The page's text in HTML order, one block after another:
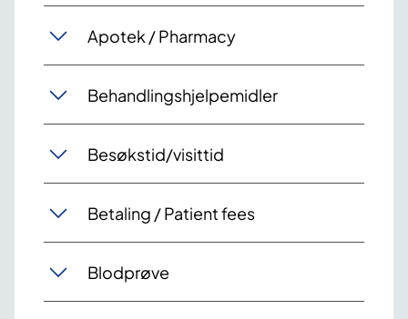
Apotek / Pharmacy
Behandlingshjelpemidler
Besøkstid/visittid
Betaling / Patient fees
Blodprøve